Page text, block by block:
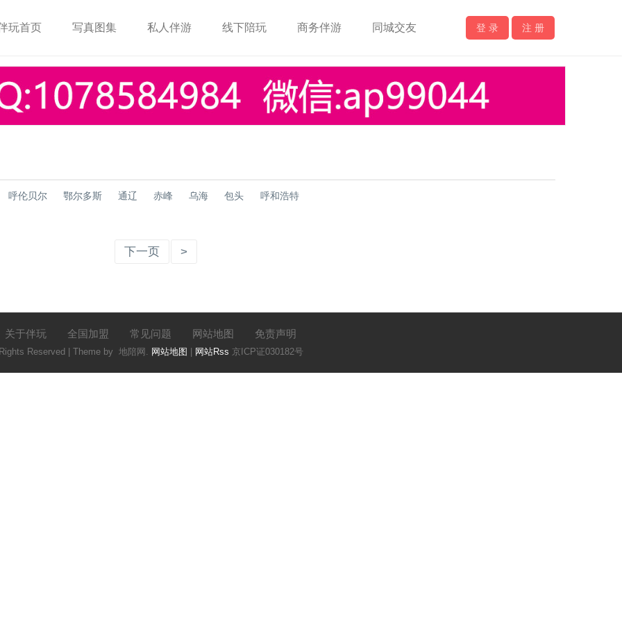
玩首页 写真图集 私人伴游 线下陪玩 商务伴游 同城交友 登 录 注 册
呼伦贝尔 鄂尔多斯 通辽 赤峰 乌海 包头 呼和浩特
下一页 >
关于伴玩 全国加盟 常见问题 网站地图 免责声明
Reserved | Theme by 地陪网 . 网站地图 网站Rss 京ICP证030182号